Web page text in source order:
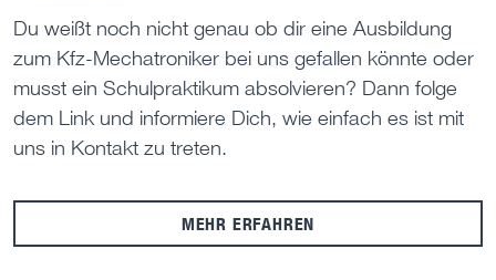
Du weißt noch nicht genau ob dir eine Ausbildung
zum Kfz-Mechatroniker bei uns gefallen könnte oder
musst ein Schulpraktikum absolvieren? Dann folge
dem Link und informiere Dich, wie einfach es ist mit
uns in Kontakt zu treten.
MEHR ERFAHREN